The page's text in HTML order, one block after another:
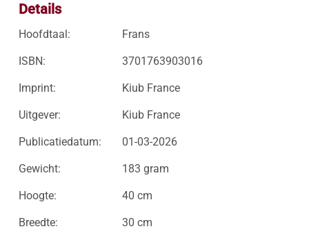
Details
Hoofdtaal: Frans
ISBN: 3701763903016
Imprint: Kiub France
Uitgever: Kiub France
Publicatiedatum: 01-03-2026
Gewicht: 183 gram
Hoogte: 40 cm
Breedte: 30 cm